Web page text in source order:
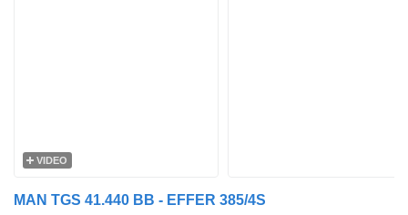
VIDEO
MAN TGS 41.440 BB - EFFER 385/4S